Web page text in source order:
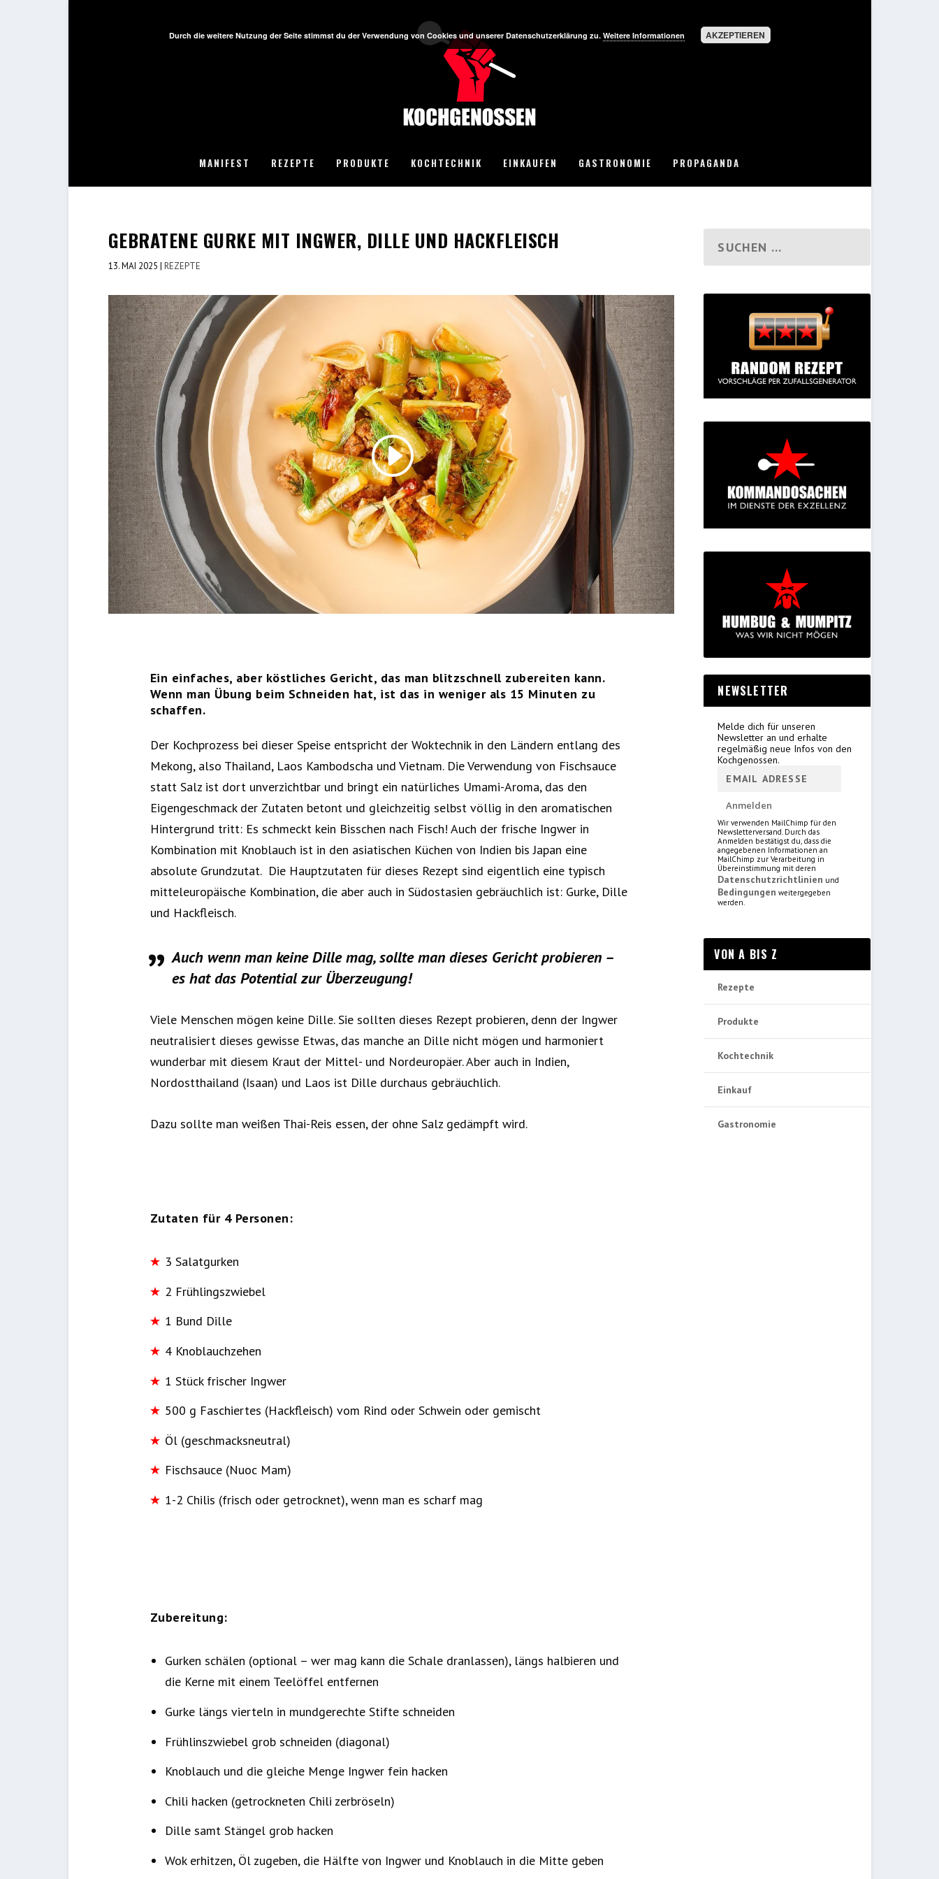
MANIFEST REZEPTE PRODUKTE KOCHTECHNIK EINKAUFEN GASTRONOMIE PROPAGANDA
GEBRATENE GURKE MIT INGWER, DILLE UND HACKFLEISCH
13. MAI 2025 | REZEPTE
Ein einfaches, aber köstliches Gericht, das man blitzschnell zubereiten kann.
Wenn man Übung beim Schneiden hat, ist das in weniger als 15 Minuten zu
schaffen.
Der Kochprozess bei dieser Speise entspricht der Woktechnik in den Ländern entlang des
Mekong, also Thailand, Laos Kambodscha und Vietnam. Die Verwendung von Fischsauce
statt Salz ist dort unverzichtbar und bringt ein natürliches Umami-Aroma, das den
Eigengeschmack der Zutaten betont und gleichzeitig selbst völlig in den aromatischen
Hintergrund tritt: Es schmeckt kein Bisschen nach Fisch! Auch der frische Ingwer in
Kombination mit Knoblauch ist in den asiatischen Küchen von Indien bis Japan eine
absolute Grundzutat. Die Hauptzutaten für dieses Rezept sind eigentlich eine typisch
mitteleuropäische Kombination, die aber auch in Südostasien gebräuchlich ist: Gurke, Dille
und Hackfleisch.
Auch wenn man keine Dille mag, sollte man dieses Gericht probieren –
es hat das Potential zur Überzeugung!
Viele Menschen mögen keine Dille. Sie sollten dieses Rezept probieren, denn der Ingwer
neutralisiert dieses gewisse Etwas, das manche an Dille nicht mögen und harmoniert
wunderbar mit diesem Kraut der Mittel- und Nordeuropäer. Aber auch in Indien,
Nordostthailand (Isaan) und Laos ist Dille durchaus gebräuchlich.
Dazu sollte man weißen Thai-Reis essen, der ohne Salz gedämpft wird.
Zutaten für 4 Personen:
3 Salatgurken
2 Frühlingszwiebel
1 Bund Dille
4 Knoblauchzehen
1 Stück frischer Ingwer
500 g Faschiertes (Hackfleisch) vom Rind oder Schwein oder gemischt
Öl (geschmacksneutral)
Fischsauce (Nuoc Mam)
1-2 Chilis (frisch oder getrocknet), wenn man es scharf mag
Zubereitung:
Gurken schälen (optional – wer mag kann die Schale dranlassen), längs halbieren und
die Kerne mit einem Teelöffel entfernen
Gurke längs vierteln in mundgerechte Stifte schneiden
Frühlinszwiebel grob schneiden (diagonal)
Knoblauch und die gleiche Menge Ingwer fein hacken
Chili hacken (getrockneten Chili zerbröseln)
Dille samt Stängel grob hacken
Wok erhitzen, Öl zugeben, die Hälfte von Ingwer und Knoblauch in die Mitte geben
NEWSLETTER
Melde dich für unseren
Newsletter an und erhalte
regelmäßig neue Infos von den
Kochgenossen.
Wir verwenden MailChimp für den
Newsletterversand. Durch das
Anmelden bestätigst du, dass die
angegebenen Informationen an
MailChimp zur Verarbeitung in
Übereinstimmung mit deren
Datenschutzrichtlinien und
Bedingungen weitergegeben
werden.
VON A BIS Z
Rezepte
Produkte
Kochtechnik
Einkauf
Gastronomie
Durch die weitere Nutzung der Seite stimmst du der Verwendung von Cookies und unserer Datenschutzerklärung zu. Weitere Informationen AKZEPTIEREN